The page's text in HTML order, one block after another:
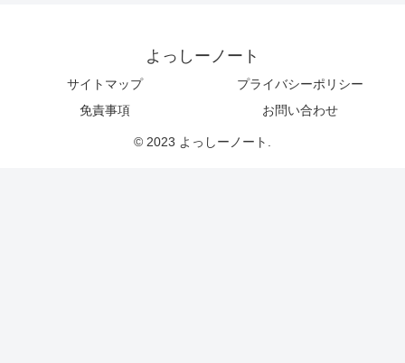
よっしーノート
サイトマップ
プライバシーポリシー
免責事項
お問い合わせ
© 2023 よっしーノート.